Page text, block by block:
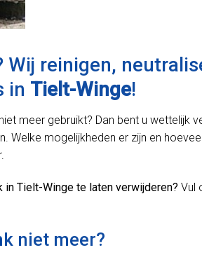
Wij reinigen,
in Tielt-Winge!
meer gebruikt? Dan bent u wettelijk
Welke mogelijkheden er zijn en
Tielt-Winge te laten verwijderen? Vul
niet meer?